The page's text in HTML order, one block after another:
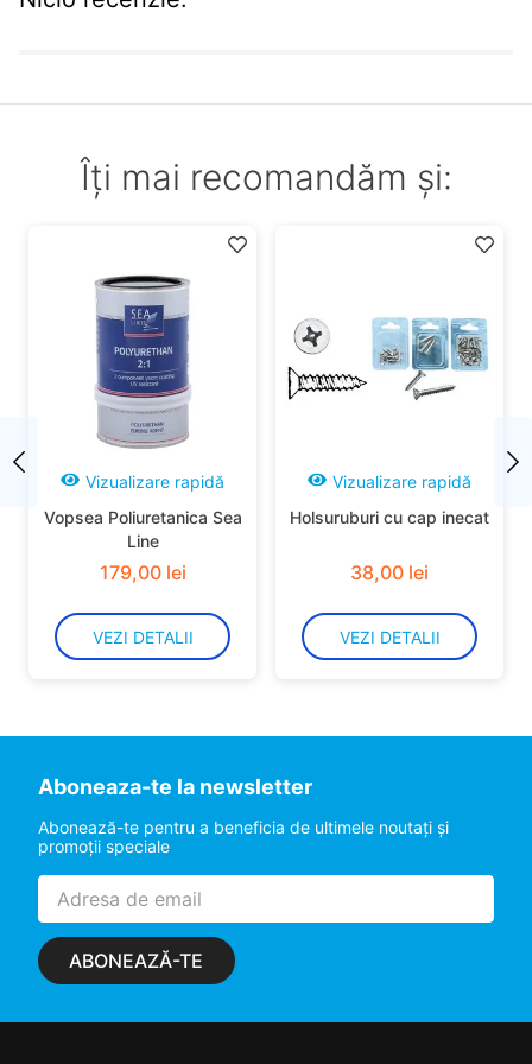
Număr de lagăre: 5+1
Îți mai recomandăm și:
Vizualizare rapidă
Vopsea Poliuretanica Sea
Line
179,00 lei
VEZI DETALII
Vizualizare rapidă
Holsuruburi cu cap inecat
38,00 lei
VEZI DETALII
Aboneaza-te la newsletter
Abonează-te pentru a beneficia de ultimele noutaţi şi
promoţii speciale
ABONEAZĂ-TE